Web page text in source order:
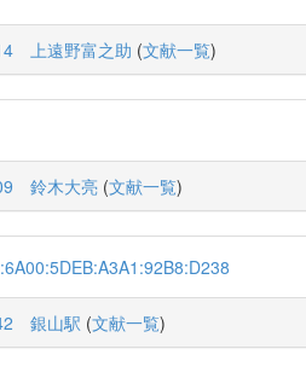
上遠野富之助 (文献一覧)
鈴木大亮 (文献一覧)
銀山駅 (文献一覧)